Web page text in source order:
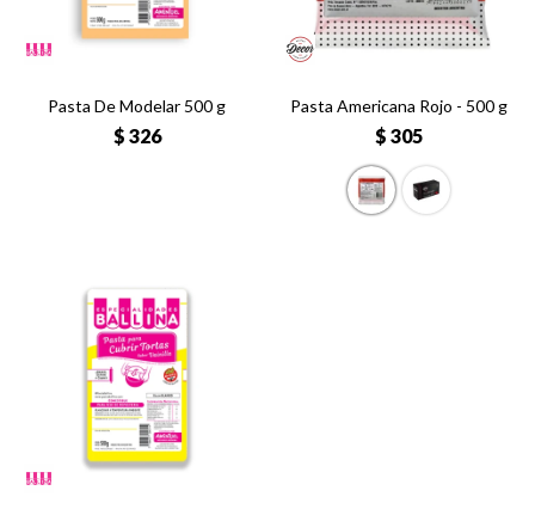
Pasta De Modelar 500 g
$ 326
Pasta Americana Rojo - 500 g
$ 305